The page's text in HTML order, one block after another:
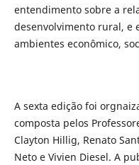
entendimento sobre a
desenvolvimento rural, e
ambientes econômico,
A sexta edição foi
composta pelos
Clayton Hillig, Renato
Neto e Vivien Diesel. A